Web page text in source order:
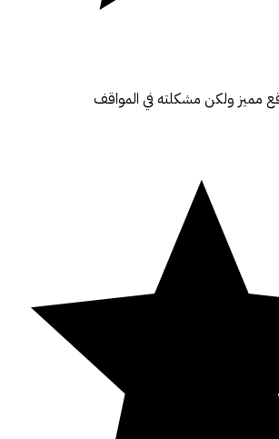
مميز ولكن مشكلته في المواقف